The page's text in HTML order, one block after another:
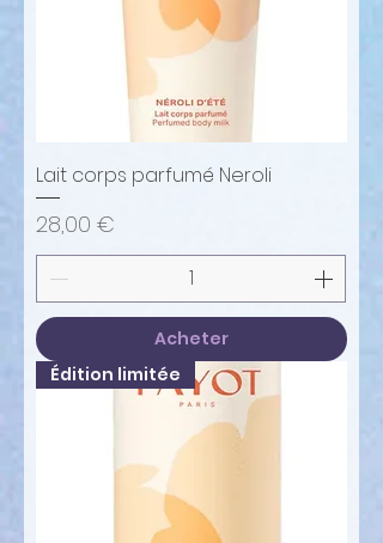
Lait corps parfumé Neroli
Prix
28,00 €
Acheter
Édition limitée